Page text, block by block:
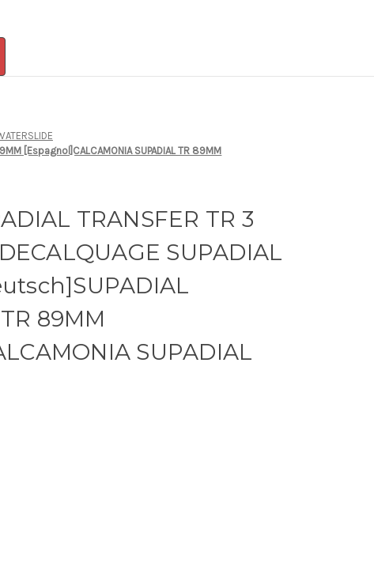
[Espagnol]CALCAMONIA SUPADIAL TR 89MM
TRANSFER TR 3
SUPADIAL
89MM
SUPADIAL